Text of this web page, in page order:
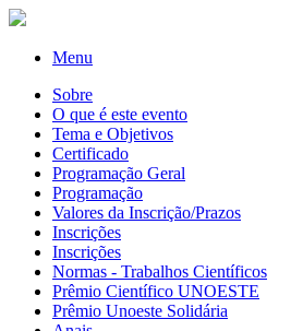
Menu
Sobre
O que é este evento
Tema e Objetivos
Certificado
Programação Geral
Programação
Valores da Inscrição/Prazos
Inscrições
Inscrições
Normas - Trabalhos Científicos
Prêmio Científico UNOESTE
Prêmio Unoeste Solidária